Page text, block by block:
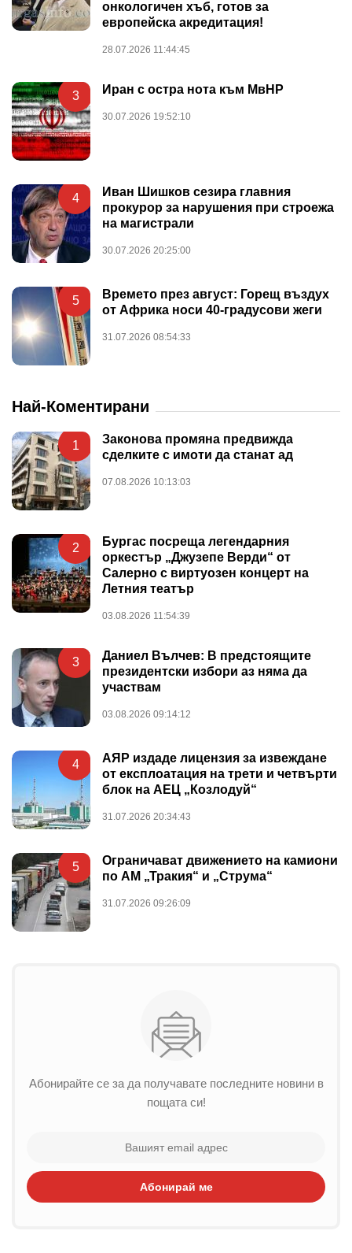
онкологичен хъб, готов за
европейска акредитация!
28.07.2026 11:44:45
3 Иран с остра нота към МвНР
30.07.2026 19:52:10
4
Иван Шишков сезира главния
прокурор за нарушения при строежа
на магистрали
30.07.2026 20:25:00
5
Времето през август: Горещ въздух
от Африка носи 40-градусови жеги
31.07.2026 08:54:33
Най-Коментирани
1
Законова промяна предвижда
сделките с имоти да станат ад
07.08.2026 10:13:03
2
Бургас посреща легендарния
оркестър „Джузепе Верди“ от
Салерно с виртуозен концерт на
Летния театър
03.08.2026 11:54:39
3
Даниел Вълчев: В предстоящите
президентски избори аз няма да
участвам
03.08.2026 09:14:12
4
АЯР издаде лицензия за извеждане
от експлоатация на трети и четвърти
блок на АЕЦ „Козлодуй“
31.07.2026 20:34:43
5
Ограничават движението на камиони
по АМ „Тракия“ и „Струма“
31.07.2026 09:26:09
Абонирайте се за да получавате последните новини в
пощата си!
Абонирай ме